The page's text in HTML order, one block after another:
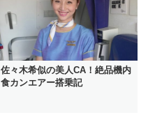
佐々木希似の美人CA！絶品機内
食カンエアー搭乗記